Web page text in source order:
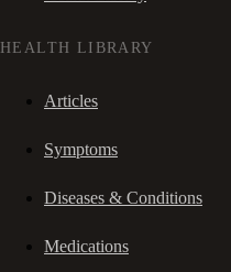
HEALTH LIBRARY
Articles
Symptoms
Diseases & Conditions
Medications